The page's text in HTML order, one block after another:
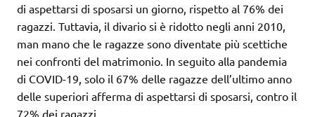
di aspettarsi di sposarsi un giorno, rispetto al 76% dei
ragazzi. Tuttavia, il divario si è ridotto negli anni 2010,
man mano che le ragazze sono diventate più scettiche
nei confronti del matrimonio. In seguito alla pandemia
di COVID-19, solo il 67% delle ragazze dell’ultimo anno
delle superiori afferma di aspettarsi di sposarsi, contro il
72% dei ragazzi.